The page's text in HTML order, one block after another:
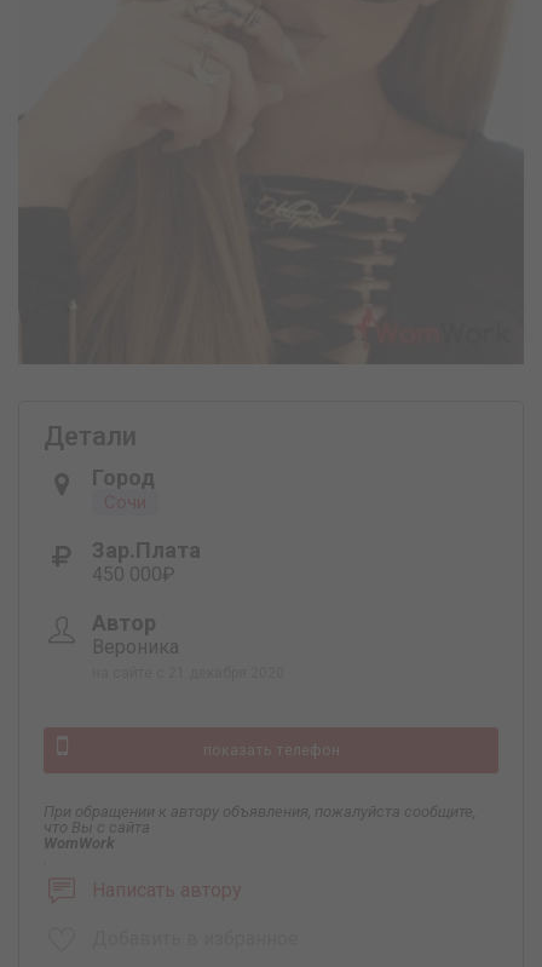
Детали
Город
Сочи
Зар.плата
450 000₽
Автор
Вероника
показать телефон
При обращении к автору объявления, пожалуйста сообщите,
что Вы с сайта
WomWork
Написать автору